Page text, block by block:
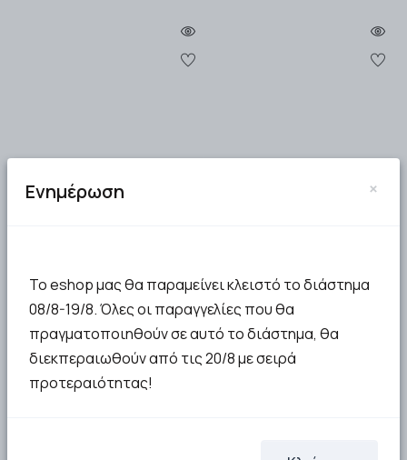
Nuk Σακουλάκια
Φύλαξης Μητρικού
9.85€
ΣΤΟ ΚΑΛΑΘΙ
8.99€
Μη διαθέσιμο
Ενημέρωση ×
Το eshop μας θα παραμείνει κλειστό το διάστημα
08/8-19/8. Όλες οι παραγγελίες που θα
πραγματοποιηθούν σε αυτό το διάστημα, θα
διεκπεραιωθούν από τις 20/8 με σειρά
προτεραιότητας!